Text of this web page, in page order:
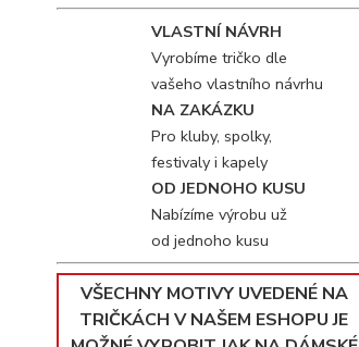
VLASTNÍ NÁVRH
Vyrobíme tričko dle
vašeho vlastního návrhu
NA ZAKÁZKU
Pro kluby, spolky,
festivaly i kapely
OD JEDNOHO KUSU
Nabízíme výrobu už
od jednoho kusu
VŠECHNY MOTIVY UVEDENÉ NA
TRIČKÁCH V NAŠEM ESHOPU JE